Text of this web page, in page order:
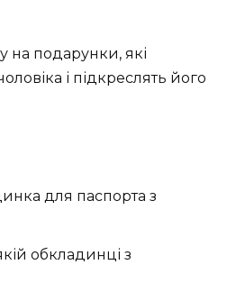
на подарунки, які
і підкреслять його
для паспорта з
обкладинці з